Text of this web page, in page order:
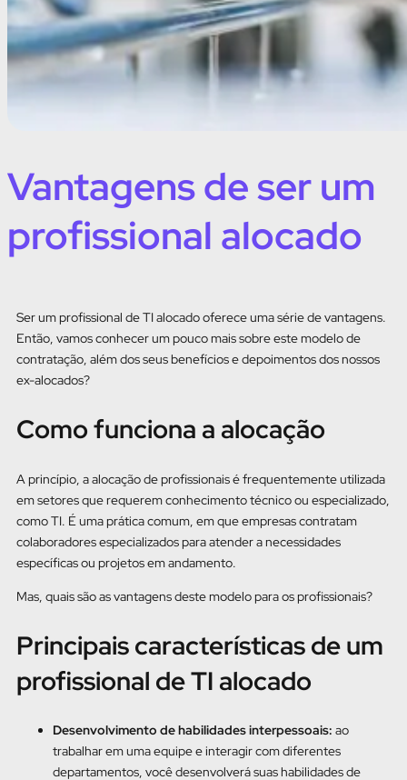
Vantagens de ser um
profissional alocado
Ser um profissional de TI alocado oferece uma série de vantagens.
Então, vamos conhecer um pouco mais sobre este modelo de
contratação, além dos seus benefícios e depoimentos dos nossos
ex-alocados?
Como funciona a alocação
A princípio, a alocação de profissionais é frequentemente utilizada
em setores que requerem conhecimento técnico ou especializado,
como TI. É uma prática comum, em que empresas contratam
colaboradores especializados para atender a necessidades
específicas ou projetos em andamento.
Mas, quais são as vantagens deste modelo para os profissionais?
Principais características de um
profissional de TI alocado
Desenvolvimento de habilidades interpessoais: ao
trabalhar em uma equipe e interagir com diferentes
departamentos, você desenvolverá suas habilidades de